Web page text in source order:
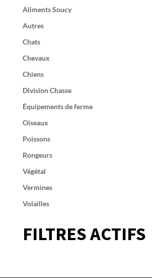
Aliments Soucy
Autres
Chats
Chevaux
Chiens
Division Chasse
Équipements de ferme
Oiseaux
Poissons
Rongeurs
Végétal
Vermines
Volailles
FILTRES ACTIFS